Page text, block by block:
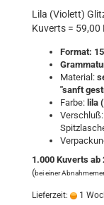
Lila (Violett)
Kuverts = 59,00
Format:
Material:
"sanft
Farbe: lila
1.000 Kuverts ab
(bei einer
Lieferzeit: 1